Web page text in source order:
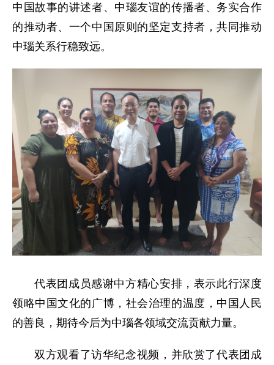
中国故事的讲述者、中瑙友谊的传播者、务实合作
的推动者、一个中国原则的坚定支持者，共同推动
中瑙关系行稳致远。
代表团成员感谢中方精心安排，表示此行深度
领略中国文化的广博，社会治理的温度，中国人民
的善良，期待今后为中瑙各领域交流贡献力量。
双方观看了访华纪念视频，并欣赏了代表团成